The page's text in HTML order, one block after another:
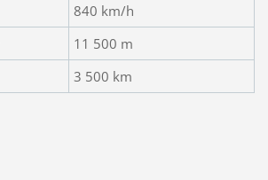
840 km/h
11 500 m
3 500 km